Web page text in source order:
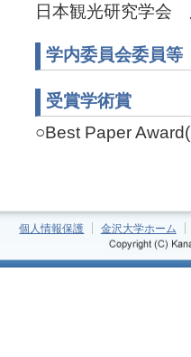
日本観光研究学会
学内委員会委員等
受賞学術賞
○Best Paper
個人情報保護 金沢大学ホーム